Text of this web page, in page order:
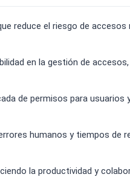
reduce el riesgo de
en la gestión de
de permisos para
humanos y tiempos de
la productividad y